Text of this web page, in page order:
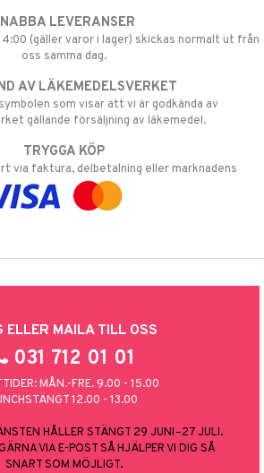
LEVERANSER
(gäller varor i lager) skickas normalt ut från
oss samma dag.
AV LÄKEMEDELSVERKET
som visar att vi är godkända av
gällande försäljning av läkemedel.
TRYGGA KÖP
via faktura, delbetalning eller marknadens
ELLER MAILA TILL OSS
031 712 01 01
MÅN.-FRE. 9.00 - 15.00
12.00 - 13.00
HÅLLER STÄNGT 29 JUNI–27 JULI.
VIA E-POST SÅ HJÄLPER VI DIG SÅ
SNART SOM MÖJLIGT.